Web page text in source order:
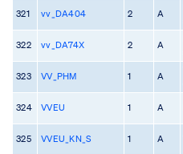
321 vv_DA404 2 A
322 vv_DA74X 2 A
323 VV_PHM 1 A
324 VVEU 1 A
325 VVEU_KN_S 1 A